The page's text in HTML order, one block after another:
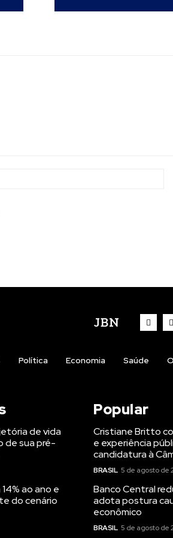
JBN
Política Economia Saúde
de vida
de sua pré-
ao ano e
do cenário
Popular
Cristiane Britto
e experiência
candidatura à
BRASIL 5 de agosto de
Banco Central
adota postura
econômico
BRASIL 5 de agosto de